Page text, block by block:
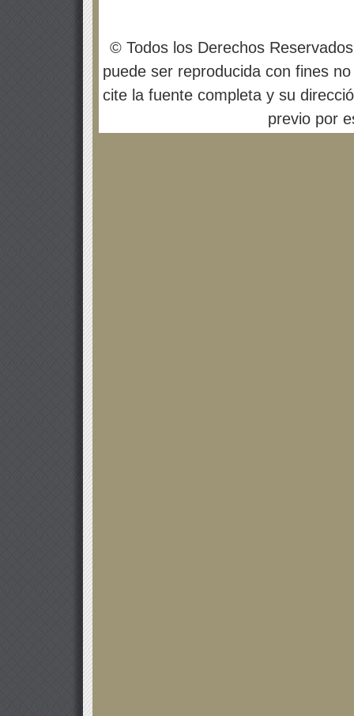
© Todos los Derechos
puede ser reproducida con fines
cite la fuente completa y su
previo por